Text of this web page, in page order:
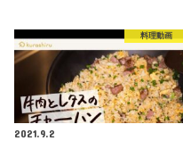
料理動画
2021.9.2